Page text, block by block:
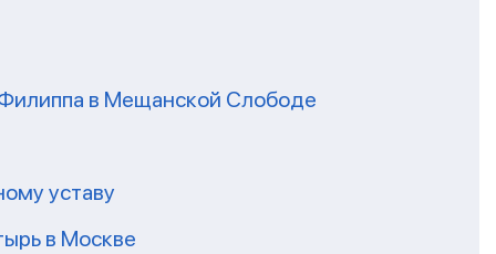
в Мещанской Слободе
уставу
в Москве